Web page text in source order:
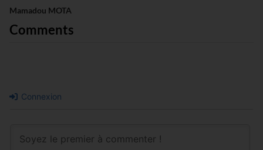
Mamadou MOTA
Comments
Connexion